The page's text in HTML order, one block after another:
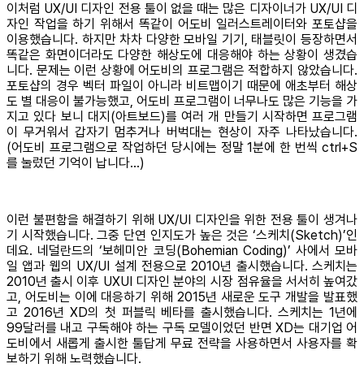
이처럼 UX/UI 디자인 전용 툴이 없을 때는 많은 디자이너가 UX/UI 디
자인 작업을 하기 위해서 똑같이 어도비 일러스트레이터와 포토샵을
이용했습니다. 하지만 차차 다양한 모바일 기기, 태블릿이 등장하면서
똑같은 화면이더라도 다양한 해상도에 대응해야 하는 상황이 생겼습
니다. 문제는 이런 상황에 어도비의 프로그램은 적합하지 않았습니다.
포토샵의 경우 벡터 파일이 아니라 비트맵이기 때문에 애초부터 해상
도 별 대응이 불가능했고, 어도비 프로그램이 너무나도 많은 기능을 가
지고 있다 보니 대지(아트보드)를 여러 개 만들기 시작하면 프로그램
이 무거워서 갑자기 멈추거나 버벅대는 현상이 자주 나타났습니다.
(어도비 프로그램으로 작업하던 당시에는 정말 1분에 한 번씩 ctrl+S
를 눌렀던 기억이 납니다…)
이런 불편함을 해결하기 위해 UX/UI 디자인을 위한 전용 툴이 생겨나
기 시작했습니다. 그중 단연 인지도가 높은 것은 ‘스케치(Sketch)’인
데요. 네덜란드의 ‘보헤미안 코딩(Bohemian Coding)’ 사에서 모바
일 앱과 웹의 UX/UI 설계 전용으로 2010년 출시했습니다. 스케치는
2010년 출시 이후 UXUI 디자인 분야의 시장 점유율을 서서히 높여갔
고, 어도비는 이에 대응하기 위해 2015년 새로운 도구 개발을 발표했
고 2016년 XD의 첫 퍼블릭 베타를 출시했습니다. 스케치는 1년에
99달러를 내고 구독해야 하는 구독 모델이었던 반면 XD는 대기업 어
도비에서 새롭게 출시한 툴답게 무료 전략을 사용하면서 사용자를 확
보하기 위해 노력했습니다.